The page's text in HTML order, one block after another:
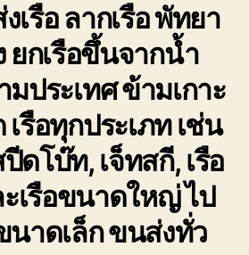
พัทยา
บางละมุง
ย้าย
เรือ
ทุก
เรือ ลากเรือ พัทยา
ยกเรือขึ้นจากน้ำ
ประเทศ ข้ามเกาะ
รือทุกประเภท เช่น
ดโบ๊ท, เจ็ทสกี, เรือ
เรือขนาดใหญ่ ไป
นาดเล็ก ขนส่งทั่ว